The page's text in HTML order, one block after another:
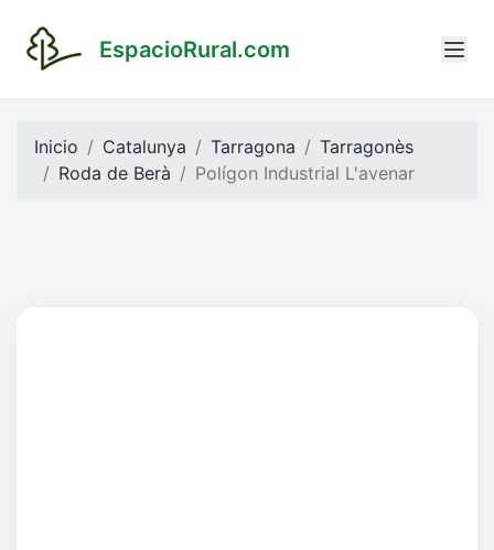
EspacioRural.com
Inicio Catalunya Tarragona
Tarragonès
Roda de Berà
Polígon Industrial L'avenar